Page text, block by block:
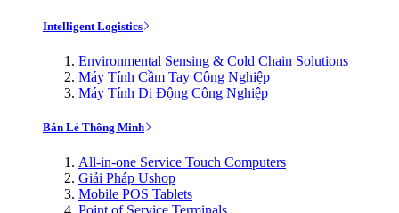
Intelligent Logistics
Environmental Sensing & Cold Chain Solutions
Máy Tính Cầm Tay Công Nghiệp
Máy Tính Di Động Công Nghiệp
Bán Lẻ Thông Minh
All-in-one Service Touch Computers
Giải Pháp Ushop
Mobile POS Tablets